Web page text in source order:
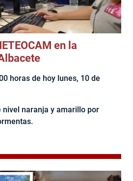
en la
horas de hoy lunes, 10 de
nivel naranja y amarillo por